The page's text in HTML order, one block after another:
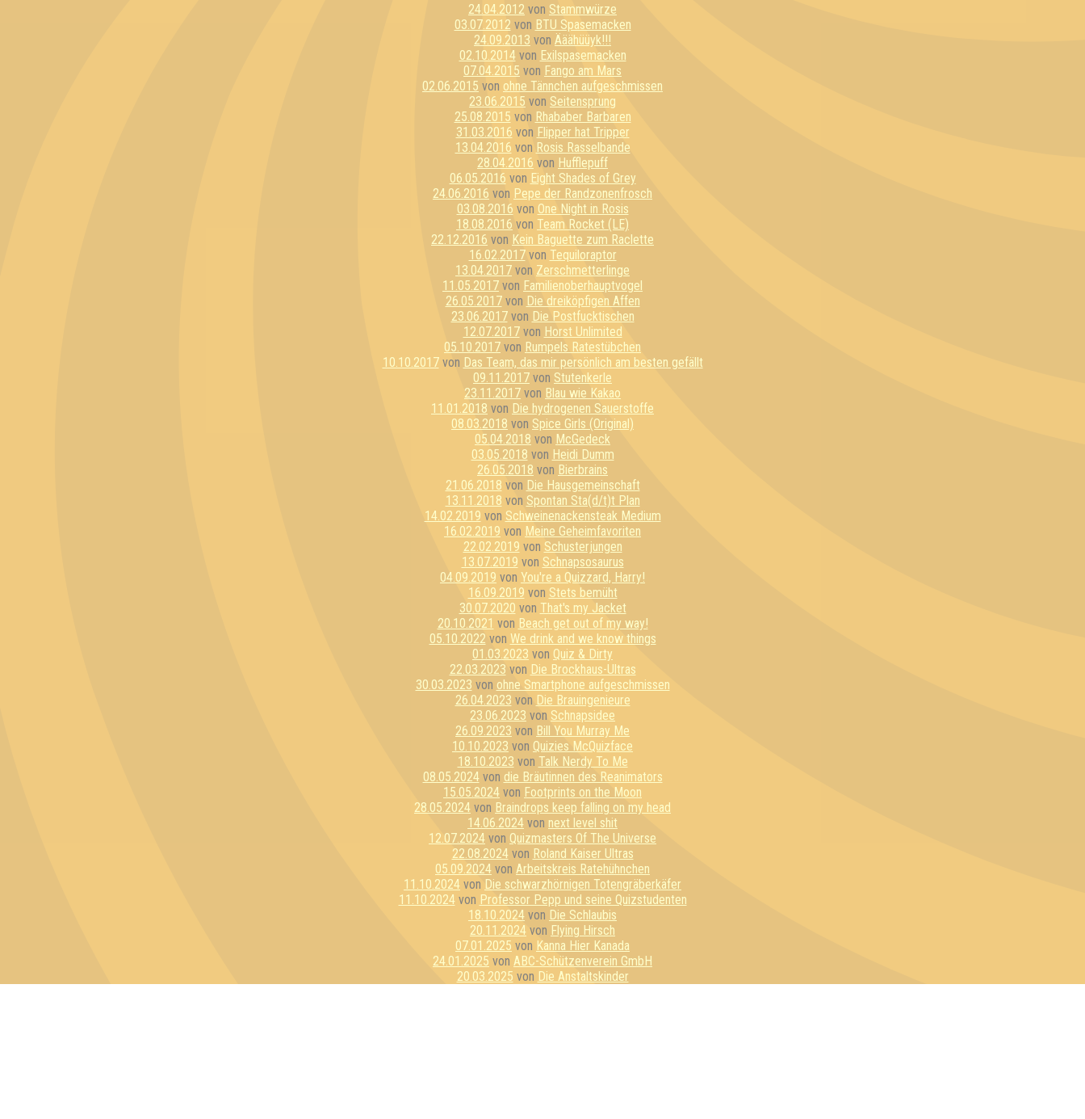
24.04.2012 von Stammwürze
03.07.2012 von BTU Spasemacken
24.09.2013 von Ääähüüyk!!!
02.10.2014von Exilspasemacken
07.04.2015 von Fango am Mars
02.06.2015 von ohne Tännchen aufgeschmissen
23.06.2015 von Seitensprung
25.08.2015 von Rhababer Barbaren
31.03.2016 von Flipper hat Tripper
13.04.2016 von Rosis Rasselbande
28.04.2016 von Hufflepuff
06.05.2016 von Eight Shades of Grey
24.06.2016 von Pepe der Randzonenfrosch
03.08.2016 von One Night in Rosis
18.08.2016 von Team Rocket (LE)
22.12.2016 von Kein Baguette zum Raclette
16.02.2017von Tequiloraptor
13.04.2017 von Zerschmetterlinge
11.05.2017 von Familienoberhauptvogel
26.05.2017von Die dreiköpfigen Affen
23.06.2017von Die Postfucktischen
12.07.2017von Horst Unlimited
05.10.2017 von Rumpels Ratestübchen
10.10.2017von Das Team, das mir persönlich am besten gefällt
09.11.2017 von Stutenkerle
23.11.2017 von Blau wie Kakao
11.01.2018 von Die hydrogenen Sauerstoffe
08.03.2018 von Spice Girls (Original)
05.04.2018 von McGedeck
03.05.2018 von Heidi Dumm
26.05.2018 von Bierbrains
21.06.2018 von Die Hausgemeinschaft
13.11.2018 von Spontan Sta(d/t)t Plan
14.02.2019 von Schweinenackensteak Medium
16.02.2019 von Meine Geheimfavoriten
22.02.2019 von Schusterjungen
13.07.2019 von Schnapsosaurus
04.09.2019 von You're a Quizzard, Harry!
16.09.2019 von Stets bemüht
30.07.2020 von That's my Jacket
20.10.2021 von Beach get out of my way!
05.10.2022 von We drink and we know things
01.03.2023 von Quiz & Dirty
22.03.2023 von Die Brockhaus-Ultras
30.03.2023 von ohne Smartphone aufgeschmissen
26.04.2023 von Die Brauingenieure
23.06.2023 von Schnapsidee
26.09.2023 von Bill You Murray Me
10.10.2023 von Quizies McQuizface
18.10.2023 von Talk Nerdy To Me
08.05.2024von die Bräutinnen des Reanimators
15.05.2024 von Footprints on the Moon
28.05.2024 von Braindrops keep falling on my head
14.06.2024 von next level shit
12.07.2024 von Quizmasters Of The Universe
22.08.2024von Roland Kaiser Ultras
05.09.2024 von Arbeitskreis Ratehühnchen
11.10.2024 von Die schwarzhörnigen Totengräberkäfer
11.10.2024von Professor Pepp und seine Quizstudenten
18.10.2024 von Die Schlaubis
20.11.2024 von Flying Hirsch
07.01.2025 von Kanna Hier Kanada
24.01.2025 von ABC-Schützenverein GmbH
20.03.2025 von Die Anstaltskinder